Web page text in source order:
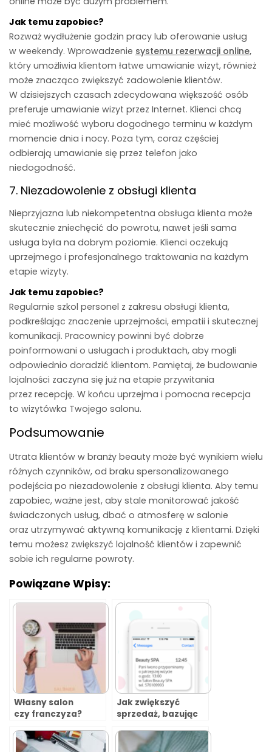
Jak temu zapobiec?
Rozważ wydłużenie godzin pracy lub oferowanie usług
w weekendy. Wprowadzenie systemu rezerwacji online,
który umożliwia klientom łatwe umawianie wizyt, również
może znacząco zwiększyć zadowolenie klientów.
W dzisiejszych czasach zdecydowana większość osób
preferuje umawianie wizyt przez Internet. Klienci chcą
mieć możliwość wyboru dogodnego terminu w każdym
momencie dnia i nocy. Poza tym, coraz częściej
odbierają umawianie się przez telefon jako
niedogodność.
7. Niezadowolenie z obsługi klienta
Nieprzyjazna lub niekompetentna obsługa klienta może
skutecznie zniechęcić do powrotu, nawet jeśli sama
usługa była na dobrym poziomie. Klienci oczekują
uprzejmego i profesjonalnego traktowania na każdym
etapie wizyty.
Jak temu zapobiec?
Regularnie szkol personel z zakresu obsługi klienta,
podkreślając znaczenie uprzejmości, empatii i skutecznej
komunikacji. Pracownicy powinni być dobrze
poinformowani o usługach i produktach, aby mogli
odpowiednio doradzić klientom. Pamiętaj, że budowanie
lojalności zaczyna się już na etapie przywitania
przez recepcję. W końcu uprzejma i pomocna recepcja
to wizytówka Twojego salonu.
Podsumowanie
Utrata klientów w branży beauty może być wynikiem wielu
różnych czynników, od braku spersonalizowanego
podejścia po niezadowolenie z obsługi klienta. Aby temu
zapobiec, ważne jest, aby stale monitorować jakość
świadczonych usług, dbać o atmosferę w salonie
oraz utrzymywać aktywną komunikację z klientami. Dzięki
temu możesz zwiększyć lojalność klientów i zapewnić
sobie ich regularne powroty.
Powiązane Wpisy:
Własny salon
czy franczyza?
Jak zwiększyć
sprzedaż, bazując
klientach?